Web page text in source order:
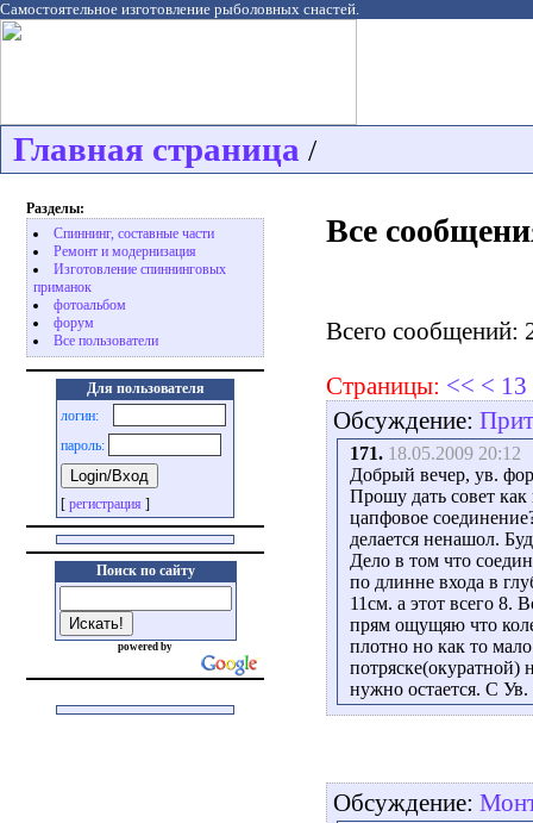
Самостоятельное изготовление рыболовных снастей.
Главная страница /
Разделы:
Спиннинг, составные части
Ремонт и модернизация
Изготовление спиннинговых
приманок
фотоальбом
форум
Все пользователи
Для пользователя
логин:
пароль:
[ регистрация ]
Поиск по сайту
powered by
Все
Всего сообщений:
Страницы: << < 13
Обсуждение:
171. 18.05.2009 20:12
Добрый вечер, ув.
Прошу дать совет
цапфовое
делается ненашол.
Дело в том что
по длинне входа в
11см. а этот всего 8.
прям ощущяю что
плотно но как то
потряске(окуратной)
нужно остается. С
Обсуждение: